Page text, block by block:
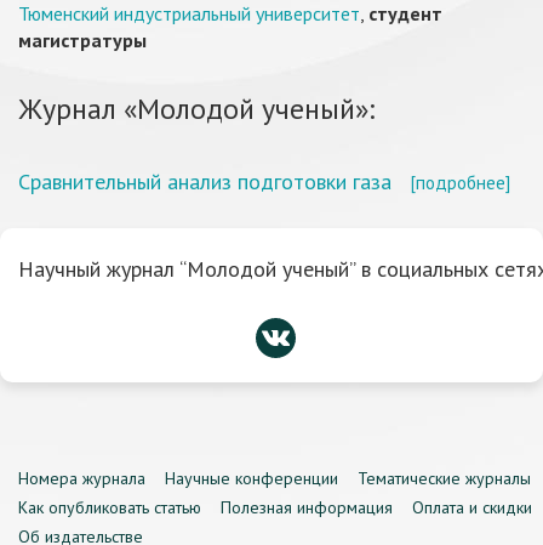
Тюменский индустриальный университет, студент
магистратуры
Журнал «Молодой ученый»:
Сравнительный анализ подготовки газа [подробнее]
Научный журнал “Молодой ученый” в социальных
Номера журнала Научные конференции
Тематические журналы
Как опубликовать статью
Полезная информация
Оплата и скидки
Об издательстве